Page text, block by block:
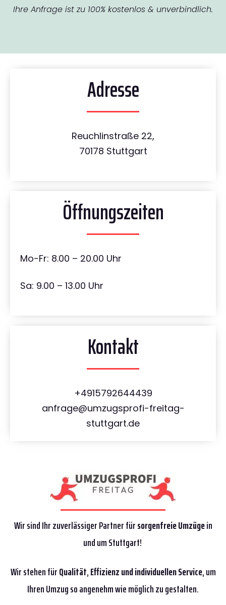
Ihre Anfrage ist zu 100% kostenlos & unverbindlich.
Adresse
Reuchlinstraße 22,
70178 Stuttgart
Öffnungszeiten
Mo-Fr: 8.00 – 20.00 Uhr
Sa: 9.00 – 13.00 Uhr
Kontakt
+4915792644439
anfrage@umzugsprofi-freitag-
stuttgart.de
Wir sind Ihr zuverlässiger Partner fürsorgenfreie Umzügein
und um Stuttgart!
Wir stehen fürQualität,Effizienzund individuellen Service, um
Ihren Umzug so angenehm wie möglich zu gestalten.